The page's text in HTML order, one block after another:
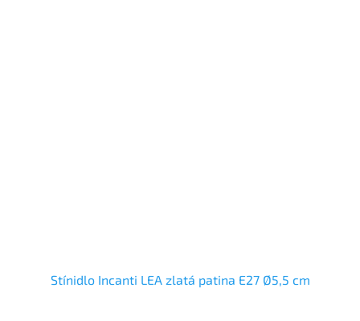
Stínidlo Incanti LEA zlatá patina E27 Ø5,5 cm